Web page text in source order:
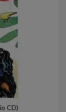
CD)